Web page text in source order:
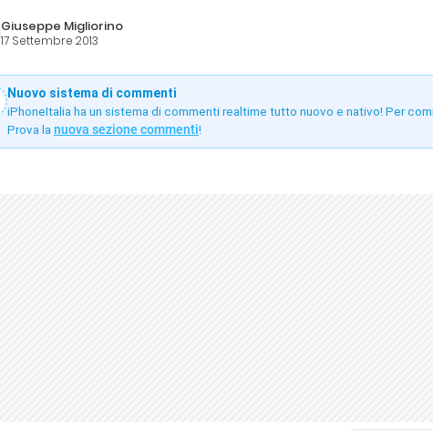
Giuseppe Migliorino
17 Settembre 2013
Nuovo sistema di commenti
iPhoneItalia ha un sistema di commenti realtime tutto nuovo e nativo! Per
Prova la nuova sezione commenti!